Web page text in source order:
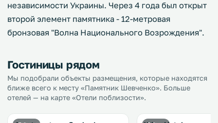
независимости Украины. Через 4 года был открыт
второй элемент памятника - 12-метровая
бронзовая "Волна Национального Возрождения".
Гостиницы рядом
Мы подобрали объекты размещения, которые находятся
ближе всего к месту «Памятник Шевченко». Больше
отелей — на карте «Отели поблизости».